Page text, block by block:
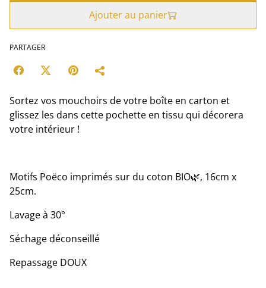
Ajouter au panier
PARTAGER
Sortez vos mouchoirs de votre boîte en carton et
glissez les dans cette pochette en tissu qui décorera
votre intérieur !
Motifs Poëco imprimés sur du coton BIO🌿, 16cm x
25cm.
Lavage à 30°
Séchage déconseillé
Repassage DOUX